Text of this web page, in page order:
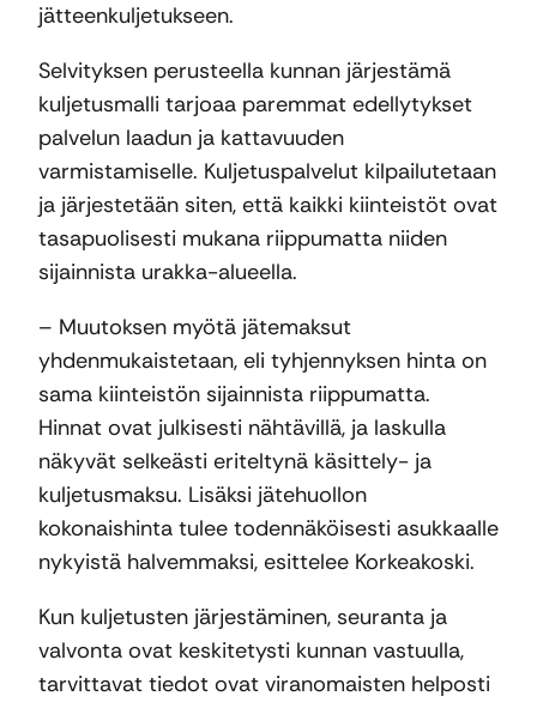
jätteenkuljetukseen.
Selvityksen perusteella kunnan järjestämä
kuljetusmalli tarjoaa paremmat edellytykset
palvelun laadun ja kattavuuden
varmistamiselle. Kuljetuspalvelut kilpailutetaan
ja järjestetään siten, että kaikki kiinteistöt ovat
tasapuolisesti mukana riippumatta niiden
sijainnista urakka-alueella.
– Muutoksen myötä jätemaksut
yhdenmukaistetaan, eli tyhjennyksen hinta on
sama kiinteistön sijainnista riippumatta.
Hinnat ovat julkisesti nähtävillä, ja laskulla
näkyvät selkeästi eriteltynä käsittely- ja
kuljetusmaksu. Lisäksi jätehuollon
kokonaishinta tulee todennäköisesti asukkaalle
nykyistä halvemmaksi, esittelee Korkeakoski.
Kun kuljetusten järjestäminen, seuranta ja
valvonta ovat keskitetysti kunnan vastuulla,
tarvittavat tiedot ovat viranomaisten helposti